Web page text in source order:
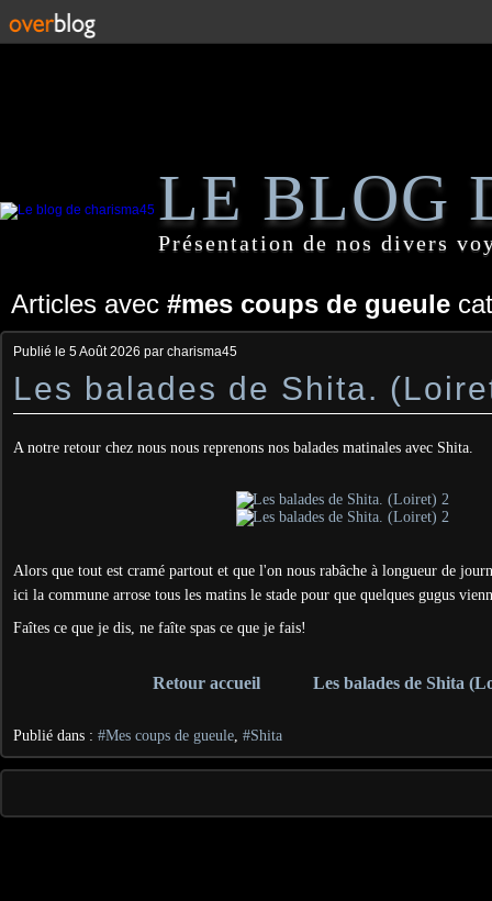
LE BLOG
Présentation de nos divers
Articles avec #mes coups de gueule
Publié le 5 Août 2026 par charisma45
Les balades de Shita.
A notre retour chez nous nous reprenons nos balades matinales avec Shita.
Alors que tout est cramé partout et que l'on nous rabâche à longueur de
ici la commune arrose tous les matins le stade pour que quelques gugus
Faîtes ce que je dis, ne faîte spas ce que je fais!
Retour accueil Les balades de Shita
Publié dans : #Mes coups de gueule, #Shita